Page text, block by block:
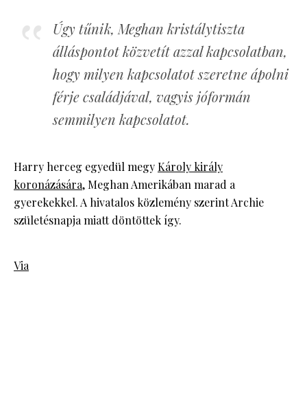
Úgy tűnik, Meghan kristálytiszta
álláspontot közvetít azzal kapcsolatban,
hogy milyen kapcsolatot szeretne ápolni
férje családjával, vagyis jóformán
semmilyen kapcsolatot.
Harry herceg egyedül megyKároly király
koronázására, Meghan Amerikában marad a
gyerekekkel. A hivatalos közlemény szerint Archie
születésnapja miatt döntöttek így.
Via